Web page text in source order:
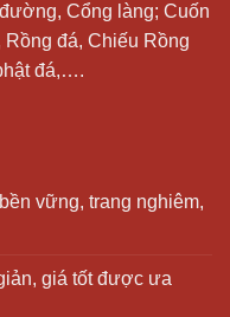
Cổng làng; Cuốn
đá, Chiếu Rồng
đá,….
vững, trang nghiêm,
giá tốt được ưa